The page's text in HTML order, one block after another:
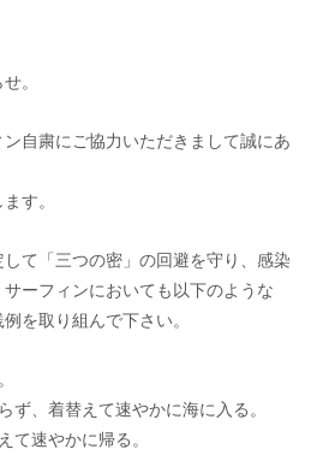
。
自粛にご協力いただきまして誠にあ
す。
て「三つの密」の回避を守り、感染
ーフィンにおいても以下のような
を取り組んで下さい。
ず、着替えて速やかに海に入る。
て速やかに帰る。